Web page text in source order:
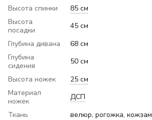
Высота спинки
85 см
Высота
посадки
45 см
Глубина дивана
68 см
Глубина
сидения
50 см
Высота ножек
25 см
Материал
ножек
ДСП
Ткань
велюр, рогожка, кожзам